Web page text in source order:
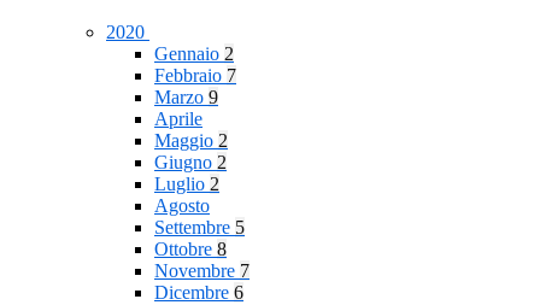
2020
Gennaio 2
Febbraio 7
Marzo 9
Aprile
Maggio 2
Giugno 2
Luglio 2
Agosto
Settembre 5
Ottobre 8
Novembre 7
Dicembre 6